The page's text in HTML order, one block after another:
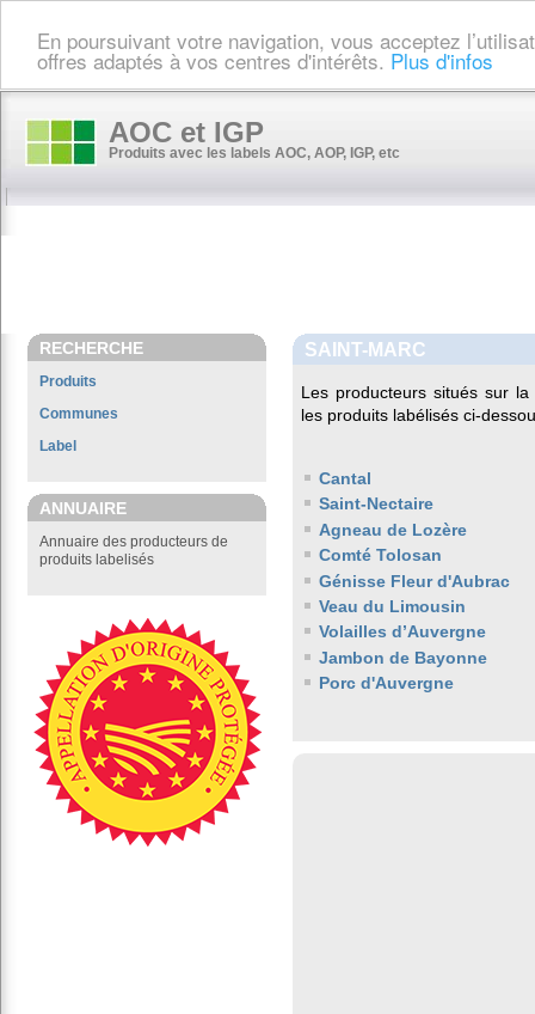
En poursuivant votre navigation, vous acceptez
offres adaptés à vos centres d'intérêts. Plus d'infos
AOC et IGP
Produits avec les labels AOC, AOP, IGP, etc
RECHERCHE
Produits
Communes
Label
ANNUAIRE
Annuaire des producteurs de
produits labelisés
SAINT-MARC
Les producteurs situés sur
les produits labélisés ci-
Cantal
Saint-Nectaire
Agneau de Lozère
Comté Tolosan
Génisse Fleur d'Aubrac
Veau du Limousin
Volailles d’Auvergne
Jambon de Bayonne
Porc d'Auvergne